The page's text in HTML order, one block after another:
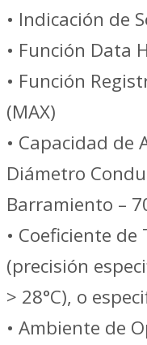
• Indicación de
• Función Data
• Función
(MAX)
• Capacidad de
Diámetro
Barramiento –
• Coeficiente
(precisión
> 28°C), o
• Ambiente de